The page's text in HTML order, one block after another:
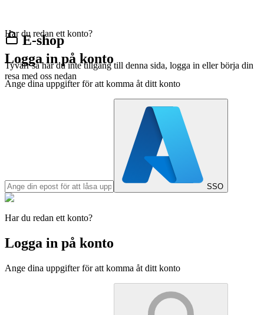
E-shop
Tyvärr så har du inte tillgång till denna sida, logga in eller börja din
resa med oss nedan
Har du redan ett konto?
Logga in på konto
Ange dina uppgifter för att komma åt ditt konto
SSO
Har du redan ett konto?
Logga in på konto
Ange dina uppgifter för att komma åt ditt konto